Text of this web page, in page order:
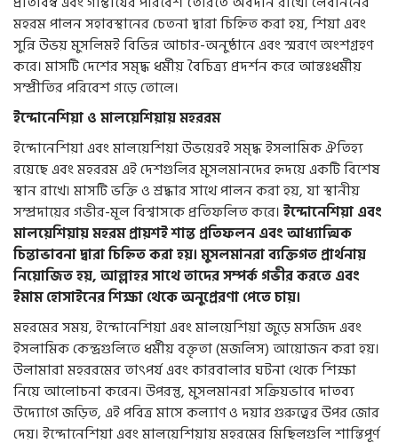
মহরম পালন সহাবস্থানের চেতনা দ্বারা চিহ্নিত করা হয়, শিয়া এবং
সুন্নি উভয় মুসলিমই বিভিন্ন আচার-অনুষ্ঠানে এবং স্মরণে অংশগ্রহণ
করে। মাসটি দেশের সমৃদ্ধ ধর্মীয় বৈচিত্র্য প্রদর্শন করে আন্তঃধর্মীয়
সম্প্রীতির পরিবেশ গড়ে তোলে।
ইন্দোনেশিয়া ও মালয়েশিয়ায় মহররম
ইন্দোনেশিয়া এবং মালয়েশিয়া উভয়েরই সমৃদ্ধ ইসলামিক ঐতিহ্য
রয়েছে এবং মহররম এই দেশগুলির মুসলমানদের হৃদয়ে একটি বিশেষ
স্থান রাখে। মাসটি ভক্তি ও শ্রদ্ধার সাথে পালন করা হয়, যা স্থানীয়
সম্প্রদায়ের গভীর-মূল বিশ্বাসকে প্রতিফলিত করে।ইন্দোনেশিয়া এবং
মালয়েশিয়ায় মহরম প্রায়শই শান্ত প্রতিফলন এবং আধ্যাত্মিক
চিন্তাভাবনা দ্বারা চিহ্নিত করা হয়। মুসলমানরা ব্যক্তিগত প্রার্থনায়
নিয়োজিত হয়, আল্লাহর সাথে তাদের সম্পর্ক গভীর করতে এবং
ইমাম হোসাইনের শিক্ষা থেকে অনুপ্রেরণা পেতে চায়।
মহরমের সময়, ইন্দোনেশিয়া এবং মালয়েশিয়া জুড়ে মসজিদ এবং
ইসলামিক কেন্দ্রগুলিতে ধর্মীয় বক্তৃতা (মজলিস) আয়োজন করা হয়।
উলামারা মহররমের তাৎপর্য এবং কারবালার ঘটনা থেকে শিক্ষা
নিয়ে আলোচনা করেন। উপরন্তু, মুসলমানরা সক্রিয়ভাবে দাতব্য
উদ্যোগে জড়িত, এই পবিত্র মাসে কল্যাণ ও দয়ার গুরুত্বের উপর জোর
দেয়। ইন্দোনেশিয়া এবং মালয়েশিয়ায় মহরমের মিছিলগুলি শান্তিপূর্ণ